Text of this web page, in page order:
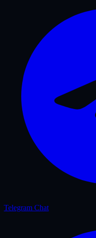
Telegram Chat